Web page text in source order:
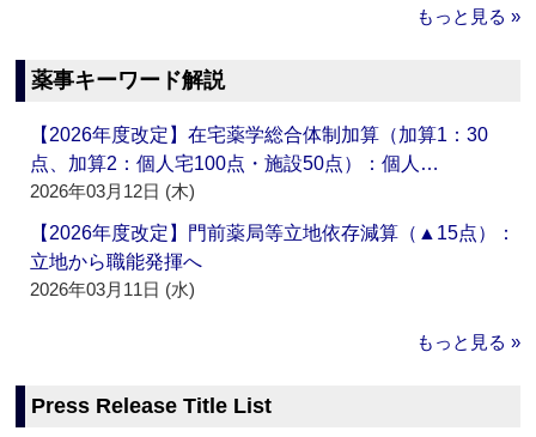
もっと見る »
薬事キーワード解説
【2026年度改定】在宅薬学総合体制加算（加算1：30
点、加算2：個人宅100点・施設50点）：個人…
2026年03月12日 (木)
【2026年度改定】門前薬局等立地依存減算（▲15点）：
立地から職能発揮へ
2026年03月11日 (水)
もっと見る »
Press Release Title List